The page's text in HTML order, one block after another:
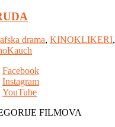
drama, KINOKLIKERI,
Facebook
Instagram
YouTube
FILMOVA